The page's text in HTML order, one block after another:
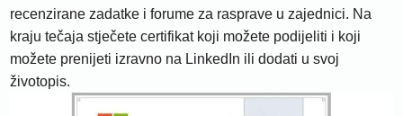
recenzirane zadatke i forume za rasprave u zajednici. Na
kraju tečaja stječete certifikat koji možete podijeliti i koji
možete prenijeti izravno na LinkedIn ili dodati u svoj
životopis.